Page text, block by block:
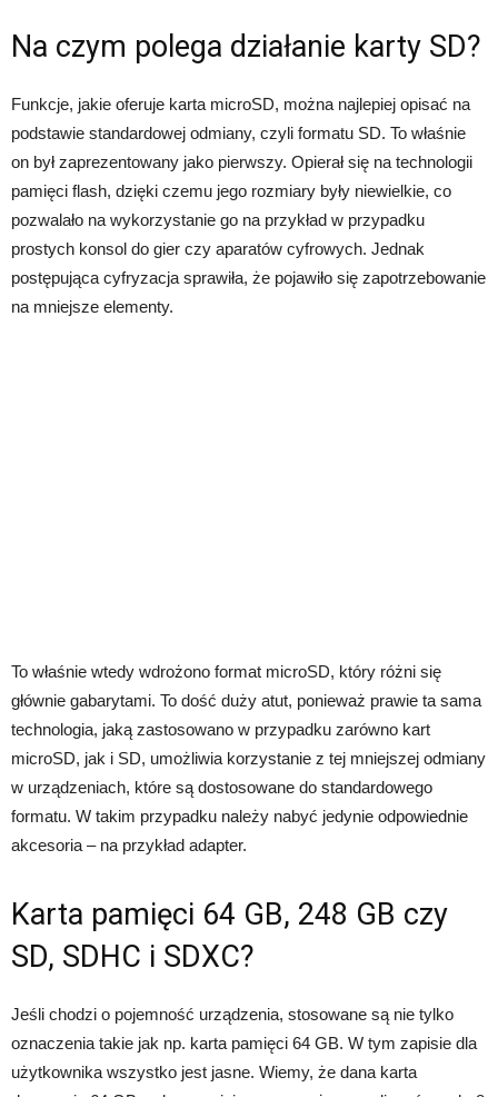
Na czym polega działanie karty SD?
Funkcje, jakie oferuje karta microSD, można najlepiej opisać na
podstawie standardowej odmiany, czyli formatu SD. To właśnie
on był zaprezentowany jako pierwszy. Opierał się na technologii
pamięci flash, dzięki czemu jego rozmiary były niewielkie, co
pozwalało na wykorzystanie go na przykład w przypadku
prostych konsol do gier czy aparatów cyfrowych. Jednak
postępująca cyfryzacja sprawiła, że pojawiło się zapotrzebowanie
na mniejsze elementy.
To właśnie wtedy wdrożono format microSD, który różni się
głównie gabarytami. To dość duży atut, ponieważ prawie ta sama
technologia, jaką zastosowano w przypadku zarówno kart
microSD, jak i SD, umożliwia korzystanie z tej mniejszej odmiany
w urządzeniach, które są dostosowane do standardowego
formatu. W takim przypadku należy nabyć jedynie odpowiednie
akcesoria – na przykład adapter.
Karta pamięci 64 GB, 248 GB czy
SD, SDHC i SDXC?
Jeśli chodzi o pojemność urządzenia, stosowane są nie tylko
oznaczenia takie jak np. karta pamięci 64 GB. W tym zapisie dla
użytkownika wszystko jest jasne. Wiemy, że dana karta